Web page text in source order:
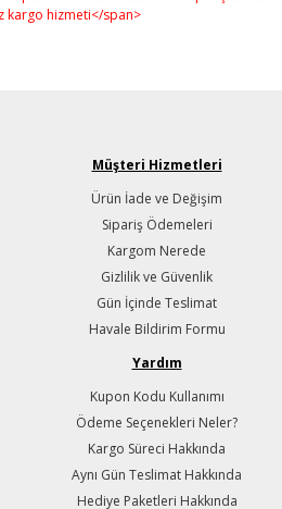
Müşteri Hizmetleri
Ürün İade ve Değişim
Sipariş Ödemeleri
Kargom Nerede
Gizlilik ve Güvenlik
Gün İçinde Teslimat
Havale Bildirim Formu
Yardım
Kupon Kodu Kullanımı
Ödeme Seçenekleri Neler?
Kargo Süreci Hakkında
Aynı Gün Teslimat Hakkında
Hediye Paketleri Hakkında